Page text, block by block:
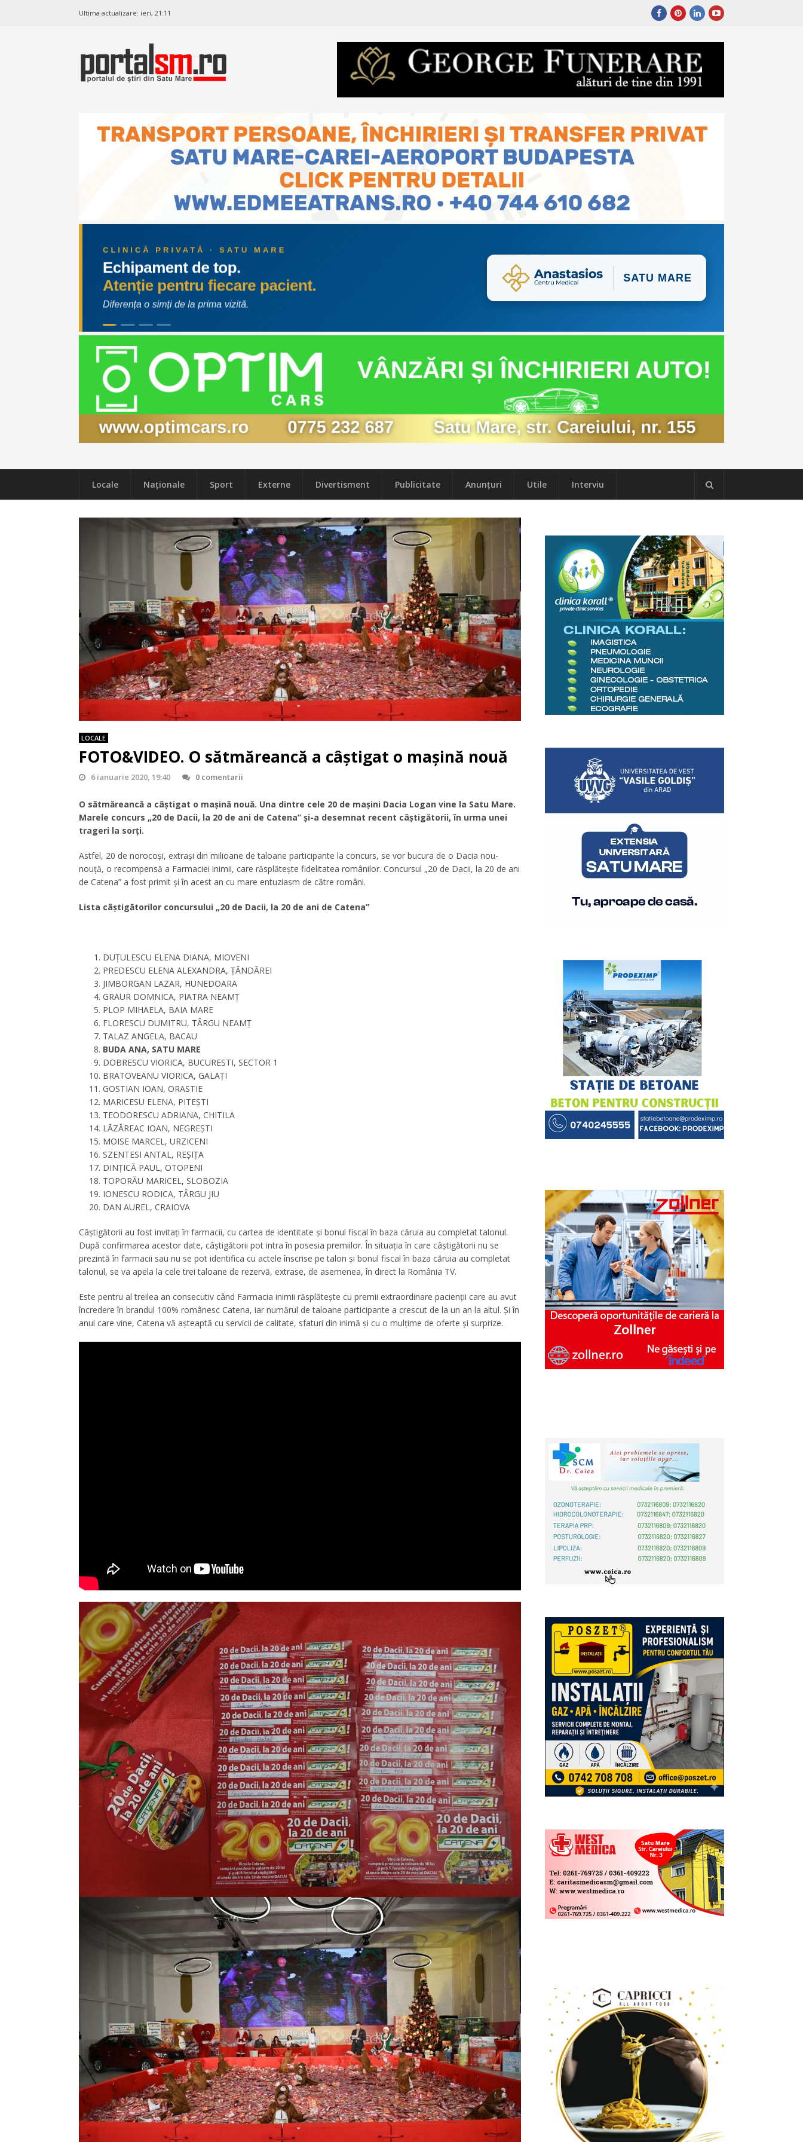
Ultima actualizare: ieri, 21:11
Locale Naţionale Sport Externe Divertisment Publicitate Anunțuri Utile Interviu
LOCALE
FOTO&VIDEO. O sătmăreancă a câștigat o mașină nouă
6 ianuarie 2020, 19:40 0 comentarii
O sătmăreancă a câștigat o mașină nouă. Una dintre cele 20 de mașini Dacia Logan vine la Satu Mare.
Marele concurs „20 de Dacii, la 20 de ani de Catena” și-a desemnat recent câștigătorii, în urma unei
trageri la sorți.
Astfel, 20 de norocoși, extrași din milioane de taloane participante la concurs, se vor bucura de o Dacia nou-
nouță, o recompensă a Farmaciei inimii, care răsplătește fidelitatea românilor. Concursul „20 de Dacii, la 20 de ani
de Catena” a fost primit şi în acest an cu mare entuziasm de către români.
Lista câștigătorilor concursului „20 de Dacii, la 20 de ani de Catena”
DUȚULESCU ELENA DIANA, MIOVENI
PREDESCU ELENA ALEXANDRA, ȚĂNDĂREI
JIMBORGAN LAZAR, HUNEDOARA
GRAUR DOMNICA, PIATRA NEAMȚ
PLOP MIHAELA, BAIA MARE
FLORESCU DUMITRU, TÂRGU NEAMȚ
TALAZ ANGELA, BACAU
BUDA ANA, SATU MARE
DOBRESCU VIORICA, BUCURESTI, SECTOR 1
BRATOVEANU VIORICA, GALAȚI
GOSTIAN IOAN, ORASTIE
MARICESU ELENA, PITEȘTI
TEODORESCU ADRIANA, CHITILA
LĂZĂREAC IOAN, NEGREȘTI
MOISE MARCEL, URZICENI
SZENTESI ANTAL, REȘIȚA
DINȚICĂ PAUL, OTOPENI
TOPORĂU MARICEL, SLOBOZIA
IONESCU RODICA, TÂRGU JIU
DAN AUREL, CRAIOVA
Câştigătorii au fost invitați în farmacii, cu cartea de identitate și bonul fiscal în baza căruia au completat talonul.
După confirmarea acestor date, câștigătorii pot intra în posesia premiilor. În situația în care câștigătorii nu se
prezintă în farmacii sau nu se pot identifica cu actele înscrise pe talon și bonul fiscal în baza căruia au completat
talonul, se va apela la cele trei taloane de rezervă, extrase, de asemenea, în direct la România TV.
Este pentru al treilea an consecutiv când Farmacia inimii răsplăteşte cu premii extraordinare pacienţii care au avut
încredere în brandul 100% românesc Catena, iar numărul de taloane participante a crescut de la un an la altul. Şi în
anul care vine, Catena vă aşteaptă cu servicii de calitate, sfaturi din inimă şi cu o mulţime de oferte şi surprize.